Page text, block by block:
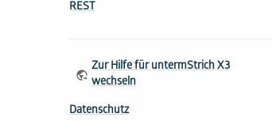
REST
Zur Hilfe für untermStrich X3
wechseln
Datenschutz